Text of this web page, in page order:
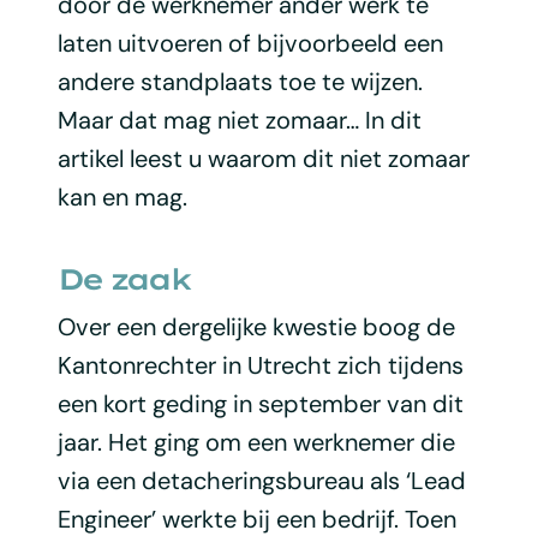
laten uitvoeren of bijvoorbeeld een
andere standplaats toe te wijzen.
Maar dat mag niet zomaar… In dit
artikel leest u waarom dit niet zomaar
kan en mag.
De zaak
Over een dergelijke kwestie boog de
Kantonrechter in Utrecht zich tijdens
een kort geding in september van dit
jaar. Het ging om een werknemer die
via een detacheringsbureau als ‘Lead
Engineer’ werkte bij een bedrijf. Toen